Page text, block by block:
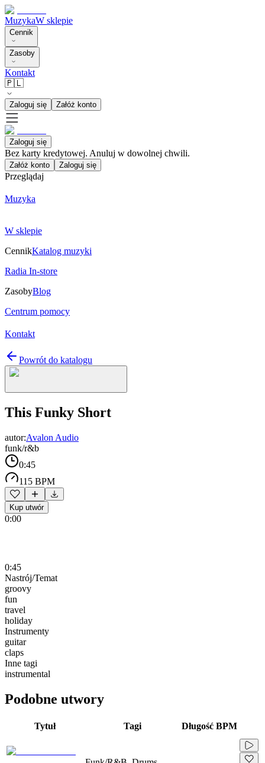
MuzykaW sklepie
Cennik
Zasoby
Kontakt
🇵🇱
Zaloguj się Załóż konto
Zaloguj się
Bez karty kredytowej. Anuluj w dowolnej chwili.
Załóż konto Zaloguj się
Przeglądaj
Muzyka
W sklepie
CennikKatalog muzyki
Radia In-store
ZasobyBlog
Centrum pomocy
Kontakt
Powrót do katalogu
This Funky Short
autor:Avalon Audio
funk/r&b
0:45
115 BPM
Kup utwór
0:00
0:45
Nastrój/Temat
groovy
fun
travel
holiday
Instrumenty
guitar
claps
Inne tagi
instrumental
Podobne utwory
Tytuł Tagi Długość BPM